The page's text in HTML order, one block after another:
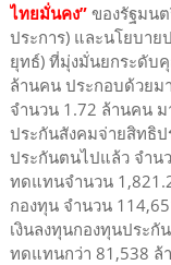
ไทยมั่นคง” ของรัฐมน
ประการ) และนโยบา
ยุทธ์) ที่มุ่งมั่นยกระดับ
ล้านคน ประกอบด้วยม
จำนวน 1.72 ล้านคน
ประกันสังคมจ่ายสิทธิ
ประกันตนไปแล้ว จำน
ทดแทนจำนวน
กองทุน จำนวน
เงินลงทุนกองทุนประกั
ทดแทนกว่า 81,538 ล้